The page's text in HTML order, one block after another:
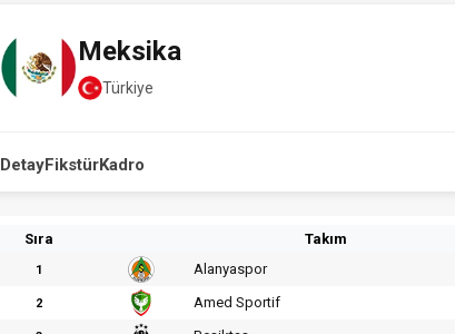
Meksika
Türkiye
DetayFikstürKadro
Sıra Takım
1 Alanyaspor
2 Amed Sportif